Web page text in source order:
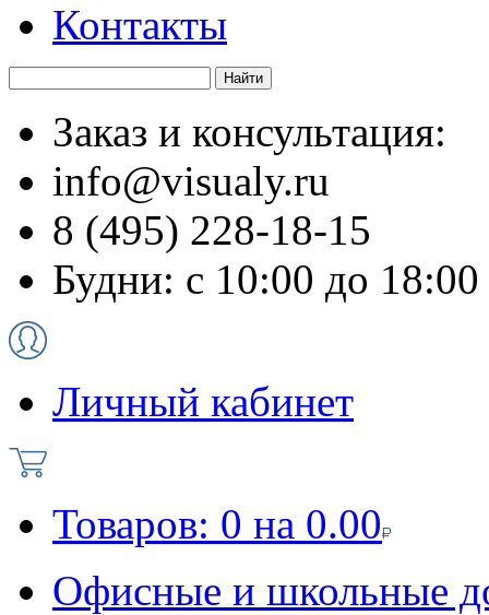
Контакты
Заказ и консультация:
info@visualy.ru
8 (495) 228-18-15
Будни: с 10:00 до 18:00
Личный кабинет
Товаров: 0 на 0.00
Офисные и школьные